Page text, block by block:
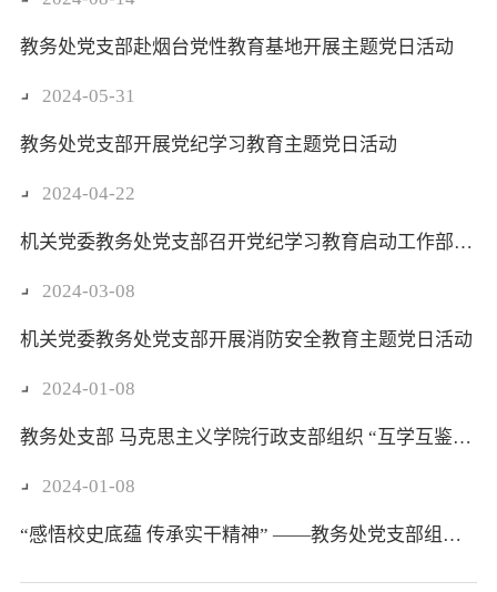
教务处党支部赴烟台党性教育基地开展主题党日活动
2024-05-31
教务处党支部开展党纪学习教育主题党日活动
2024-04-22
机关党委教务处党支部召开党纪学习教育启动工作部署会
2024-03-08
机关党委教务处党支部开展消防安全教育主题党日活动
2024-01-08
教务处支部 马克思主义学院行政支部组织 “互学互鉴促发展 研讨交流共提升”主题党日活动
2024-01-08
“感悟校史底蕴 传承实干精神” ——教务处党支部组织参观我校办学成就展